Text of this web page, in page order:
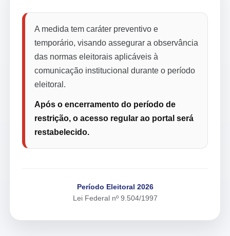
A medida tem caráter preventivo e
temporário, visando assegurar a observância
das normas eleitorais aplicáveis à
comunicação institucional durante o período
eleitoral.
Após o encerramento do período de
restrição, o acesso regular ao portal será
restabelecido.
Período Eleitoral 2026
Lei Federal nº 9.504/1997